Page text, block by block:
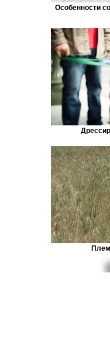
Особенности